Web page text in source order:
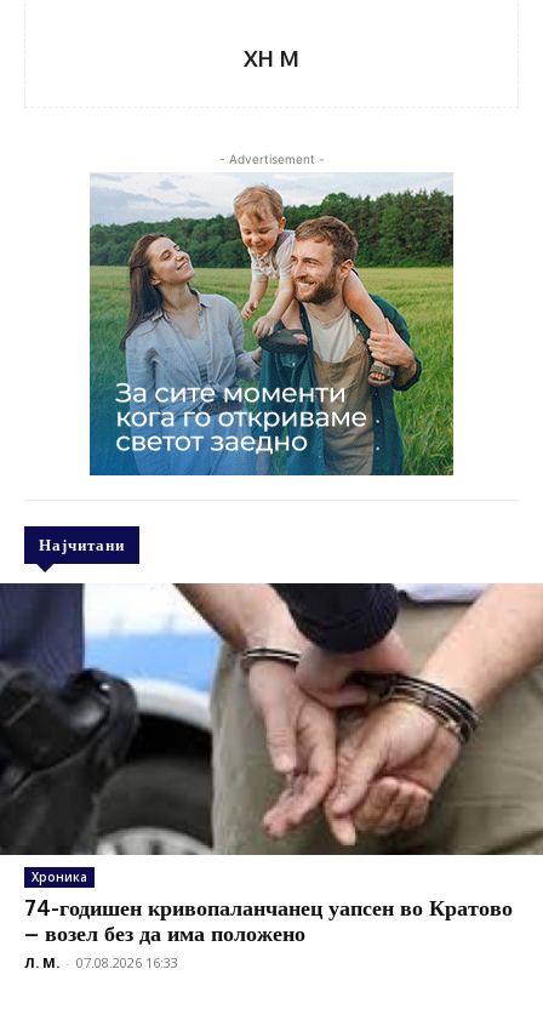
XH M
- Advertisement -
Најчитани
Хроника
74-годишен кривопаланчанец уапсен во Кратово
– возел без да има положено
Л. М. - 07.08.2026 16:33